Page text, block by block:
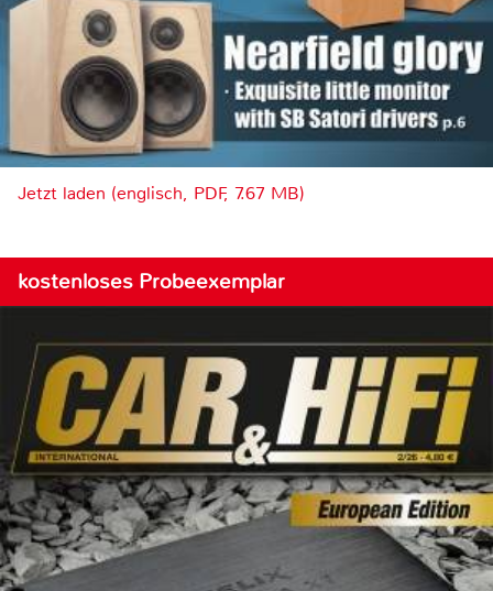
Jetzt laden (englisch, PDF, 7.67 MB)
kostenloses Probeexemplar